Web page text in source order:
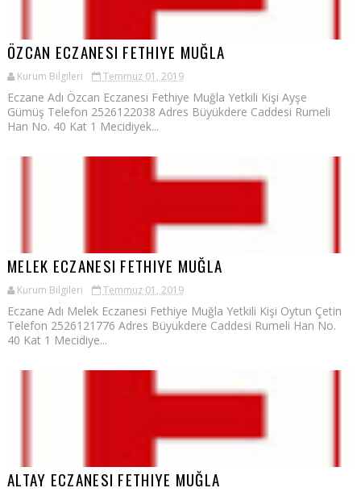
ÖZCAN ECZANESI FETHIYE MUĞLA
Kurum Bilgileri Temmuz 01, 2019
Eczane Adı Özcan Eczanesi Fethiye Muğla Yetkili Kişi Ayşe
Gümüş Telefon 2526122038 Adres Büyükdere Caddesi Rumeli
Han No. 40 Kat 1 Mecidiyek...
MELEK ECZANESI FETHIYE MUĞLA
Kurum Bilgileri Temmuz 01, 2019
Eczane Adı Melek Eczanesi Fethiye Muğla Yetkili Kişi Oytun Çetin
Telefon 2526121776 Adres Büyükdere Caddesi Rumeli Han No.
40 Kat 1 Mecidiye...
ALTAY ECZANESI FETHIYE MUĞLA